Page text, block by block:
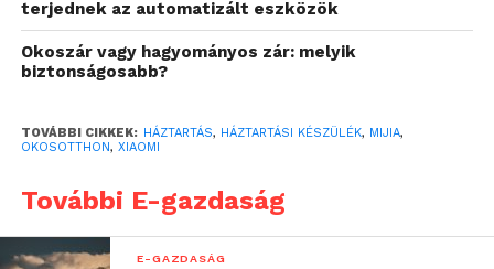
már megszokhattak. A jövőben minden új
okosotthon termék Mijia márkanév alatt kerül a
magyar online és offline boltokba.
terjednek az automatizált eszközök
Okoszár vagy hagyományos zár: melyik
biztonságosabb?
TOVÁBBI CIKKEK: HÁZTARTÁS, HÁZTARTÁSI KÉSZÜLÉK, MIJIA,
OKOSOTTHON, XIAOMI
További E-gazdaság
E-GAZDASÁG